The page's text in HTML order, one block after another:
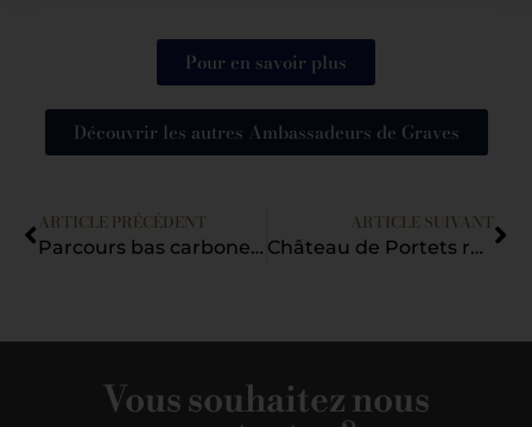
Pour en savoir plus
Découvrir les autres Ambassadeurs de Graves
ARTICLE PRÉCÉDENT
Parcours bas carbone « Un Port sur la Vigne »
ARTICLE SUIVANT
Château de Portets remporte le BEST OF WINE TOURISM 2024
Vous souhaitez nous